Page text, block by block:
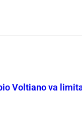
Voltiano va